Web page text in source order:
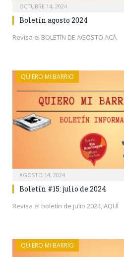
OCTUBRE 14, 2024
Boletín agosto 2024
Revisa el BOLETÍN DE AGOSTO ACÁ
QUIERO MI BARRIO
AGOSTO 14, 2024
Boletín #15: julio de 2024
Revisa el boletín de julio 2024, AQUÍ
QUIERO MI BARRIO